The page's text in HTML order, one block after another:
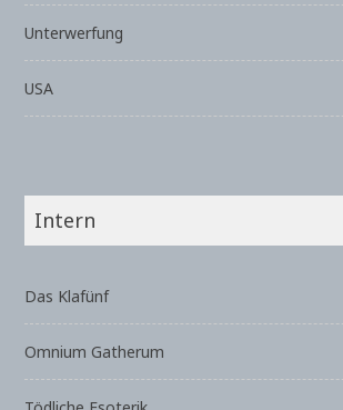
Unterwerfung
USA
Intern
Das Klafünf
Omnium Gatherum